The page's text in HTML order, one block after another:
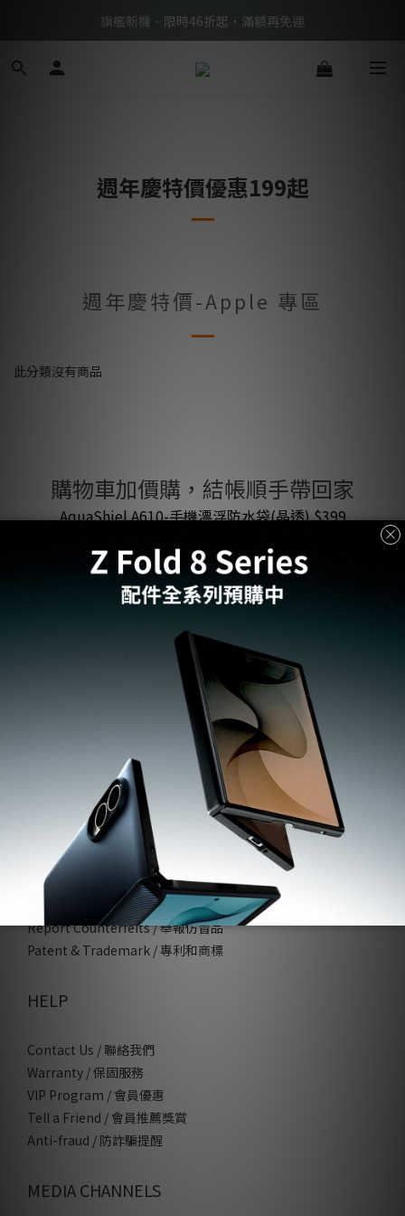
BTS限定優惠滿額現折再送好禮 → 手刀下單
旗艦新機．限時46折起，滿額再免運
BTS限定優惠滿額現折再送好禮 → 手刀下單
週年慶特價優惠199起
週年慶特價-Apple 專區
此分類沒有商品
購物車加價購，結帳順手帶回家
AquaShiel A610-手機漂浮防水袋(晶透) $399
AirPods 3- Silicone Fit 保護殼(黑) $499
手機吊繩通用掛片(霧透) $299
Become a Reseller / 成為經銷商
AUTHORIZED RESELLER / 經銷據點
LEGAL
Privacy / 隱私權政策
Term of Use / 使用條款
Report Counterfeits / 舉報仿冒品
Patent & Trademark / 專利和商標
HELP
Contact Us / 聯絡我們
Warranty / 保固服務
VIP Program / 會員優惠
Tell a Friend / 會員推薦獎賞
Anti-fraud / 防詐騙提醒
MEDIA CHANNELS